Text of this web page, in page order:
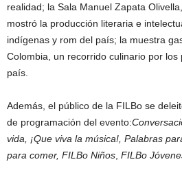
realidad; la Sala Manuel Zapata
mostró la producción literaria e
indígenas y rom del país; la muestra
Colombia, un recorrido culinario por
país.
Además, el público de la FILBo se
de programación del evento:
vida, ¡Que viva la música!, Palabras
para comer, FILBo Niños FILBo